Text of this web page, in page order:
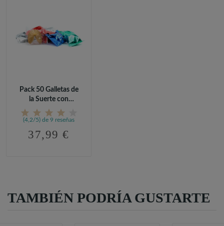
Pack 50 Galletas de
la Suerte con
Proverbios...
(4,2/5) de 9 reseñas
37,99 €
TAMBIÉN PODRÍA GUSTARTE